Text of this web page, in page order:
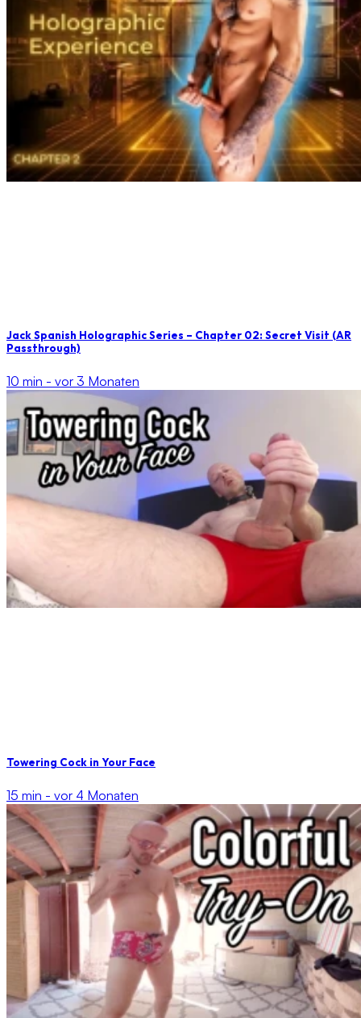
Jack Spanish Holographic Series – Chapter 02: Secret Visit (AR
Passthrough)
10 min - vor 3 Monaten
Towering Cock in Your Face
15 min - vor 4 Monaten